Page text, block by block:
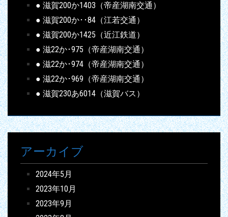
● 滋賀200か1403（帝産湖南交通）
● 滋賀200か･･84（江若交通）
● 滋賀200か1425（近江鉄道）
● 滋22か･975（帝産湖南交通）
● 滋22か･974（帝産湖南交通）
● 滋22か･969（帝産湖南交通）
● 滋賀230あ6014（滋賀バス）
アーカイブ
2024年5月
2023年10月
2023年9月